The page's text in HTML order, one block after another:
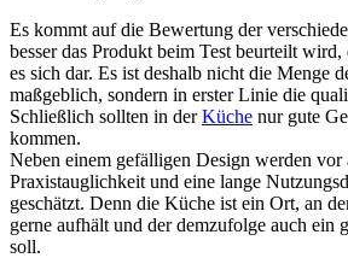
Es kommt auf die Bewertung der
besser das Produkt beim Test beurteilt
es sich dar. Es ist deshalb nicht die Menge
maßgeblich, sondern in erster Linie die
Schließlich sollten in derKüche nur gute
kommen.
Neben einem gefälligen Design werden vor
Praxistauglichkeit und eine lange
geschätzt. Denn die Küche ist ein Ort, an
gerne aufhält und der demzufolge auch ein
soll.